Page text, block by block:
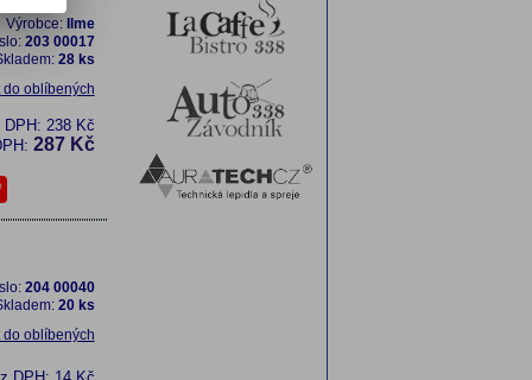
Výrobce:
Ilme
203 00017
28 ks
do oblíbených
DPH: 238 Kč
287 Kč
204 00040
20 ks
do oblíbených